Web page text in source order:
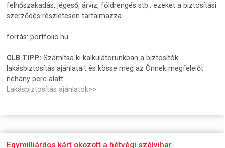
felhőszakadás, jégeső, árvíz, földrengés stb., ezeket a biztosítási
szerződés részletesen tartalmazza.
forrás: portfolio.hu
CLB TIPP: Számítsa ki kalkulátorunkban a biztosítók
lakásbiztosítás ajánlatait és kösse meg az Önnek megfelelőt
néhány perc alatt:
Lakásbiztosítás ajánlatok>>
Egymilliárdos kárt okozott a hétvégi szélvihar